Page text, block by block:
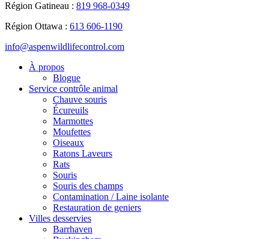
Région Gatineau : 819 968-0349
Région Ottawa : 613 606-1190
info@aspenwildlifecontrol.com
À propos
Blogue
Service contrôle animal
Chauve souris
Écureuils
Marmottes
Moufettes
Oiseaux
Ratons Laveurs
Rats
Souris
Souris des champs
Contamination / Laine isolante
Restauration de geniers
Villes desservies
Barrhaven